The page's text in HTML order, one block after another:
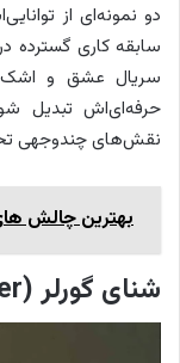
دو نمونه‌ای از
سابقه کاری گسترده
سریال عشق و اشک
حرفه‌ای‌اش تبدیل
نقش‌های چندوجهی
بهترین چالش های دوستانه
شنای گورلر (Senay Gürler) در نقش یلیز